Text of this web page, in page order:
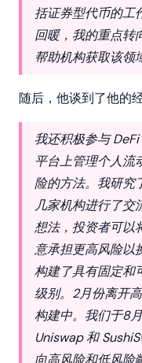
括证券型代币的工
回暖，我的重点转
帮助机构获取该领
随后，他谈到了他的
我还积极参与
平台上管理个人流
险的方法。我研究
几家机构进行了交
想法，投资者可以
意承担更高风险以
构建了具有固定和
级别。2月份离开
构建中。我们于8
Uniswap 和
向高风险和低风险